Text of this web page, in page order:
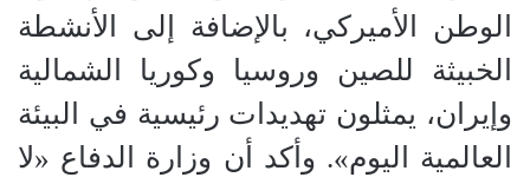
الوطن الأميركي، بالإضافة إلى الأنشطة
الخبيثة للصين وروسيا وكوريا الشمالية
وإيران، يمثلون تهديدات رئيسية في البيئة
العالمية اليوم». وأكد أن وزارة الدفاع «لا